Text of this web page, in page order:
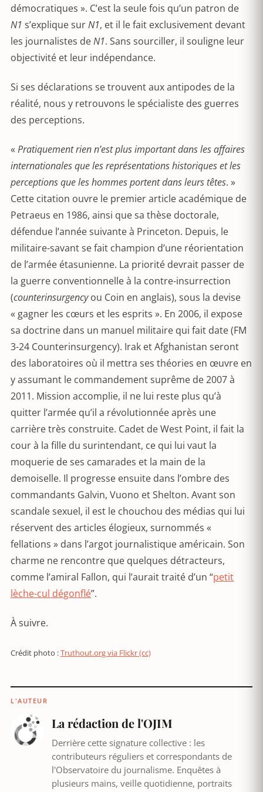
démocratiques ». C’est la seule fois qu’un patron de
N1 s’explique surN1, et il le fait exclusivement devant
les journalistes deN1. Sans sourciller, il souligne leur
objectivité et leur indépendance.
Si ses déclarations se trouvent aux antipodes de la
réalité, nous y retrouvons le spécialiste des guerres
des perceptions.
« Pratiquement rien n’est plus important dans les affaires
internationales que les représentations historiques et les
perceptions que les hommes portent dans leurs têtes. »
Cette citation ouvre le premier article académique de
Petraeus en 1986, ainsi que sa thèse doctorale,
défendue l’année suivante à Princeton. Depuis, le
militaire-savant se fait champion d’une réorientation
de l’armée étasunienne. La priorité devrait passer de
la guerre conventionnelle à la contre-insurrection
(counterinsurgencyou Coin en anglais), sous la devise
« gagner les cœurs et les esprits ». En 2006, il expose
sa doctrine dans un manuel militaire qui fait date (FM
3-24 Counterinsurgency). Irak et Afghanistan seront
des laboratoires où il mettra ses théories en œuvre en
y assumant le commandement suprême de 2007 à
2011. Mission accomplie, il ne lui reste plus qu’à
quitter l’armée qu’il a révolutionnée après une
carrière très construite. Cadet de West Point, il fait la
cour à la fille du surintendant, ce qui lui vaut la
moquerie de ses camarades et la main de la
demoiselle. Il progresse ensuite dans l’ombre des
commandants Galvin, Vuono et Shelton. Avant son
scandale sexuel, il est le chouchou des médias qui lui
réservent des articles élogieux, surnommés «
fellations » dans l’argot journalistique américain. Son
charme ne rencontre que quelques détracteurs,
comme l’amiral Fallon, qui l’aurait traité d’un “petit
lèche-cul dégonflé”.
À suivre.
Crédit photo :Truthout.org via Flickr (cc)
L'AUTEUR
La rédaction de l'OJIM
Derrière cette signature collective : les
contributeurs réguliers et correspondants de
l'Observatoire du journalisme. Enquêtes à
plusieurs mains, veille quotidienne, portraits